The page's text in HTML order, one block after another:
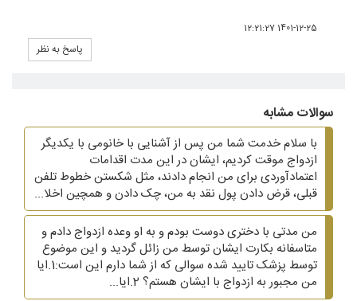
1401-12-25 12:21:27
پاسخ به نظر
سوالات مشابه
با سلام خدمت شما من پس از آشنایی با خانومی با یکدیگر
ازدواج موقت کردیم، ایشان در این مدت اقدامات
اعتمادآوردی برای من انجام دادند، مثل شکستن خطوط تلفن
قبلی، قرض دادن پول نقد به من، چک دادن و همچین اخلا...
من مدتی با دختری دوست بودم و به او وعده ازدواج دادم و
متاسفانه بکارت ایشان توسط من زائل گردید و این موضوع
توسط پزشک تایید شده سوالی که از شما دارم این است:1.ایا
من مجبور به ازدواج با ایشان هستم؟ 2.ایا...